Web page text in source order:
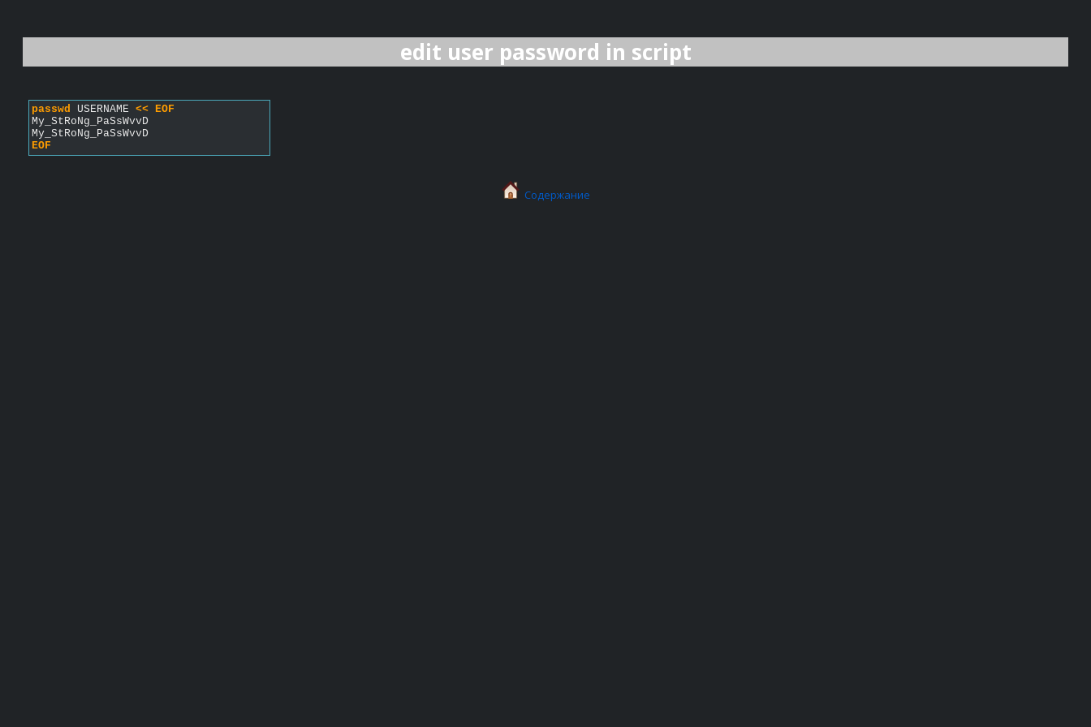
edit user password in script
passwd USERNAME << EOF
My_StRoNg_PaSsWvvD
My_StRoNg_PaSsWvvD
EOF
Содержание